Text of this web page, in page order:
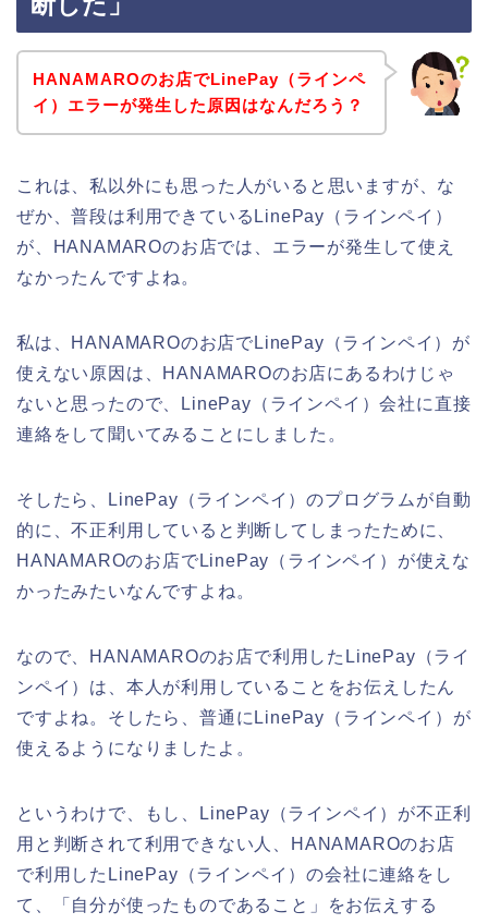
HANAMAROのお店でLinePay（ラインペ
イ）エラーが発生した原因はなんだろう？
これは、私以外にも思った人がいると思いますが、な
ぜか、普段は利用できているLinePay（ラインペイ）
が、HANAMAROのお店では、エラーが発生して使え
なかったんですよね。
私は、HANAMAROのお店でLinePay（ラインペイ）が
使えない原因は、HANAMAROのお店にあるわけじゃ
ないと思ったので、LinePay（ラインペイ）会社に直接
連絡をして聞いてみることにしました。
そしたら、LinePay（ラインペイ）のプログラムが自動
的に、不正利用していると判断してしまったために、
HANAMAROのお店でLinePay（ラインペイ）が使えな
かったみたいなんですよね。
なので、HANAMAROのお店で利用したLinePay（ライ
ンペイ）は、本人が利用していることをお伝えしたん
ですよね。そしたら、普通にLinePay（ラインペイ）が
使えるようになりましたよ。
というわけで、もし、LinePay（ラインペイ）が不正利
用と判断されて利用できない人、HANAMAROのお店
で利用したLinePay（ラインペイ）の会社に連絡をし
て、「自分が使ったものであること」をお伝えする